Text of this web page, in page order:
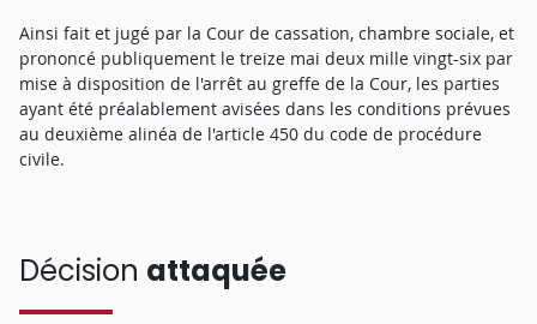
Ainsi fait et jugé par la Cour de cassation, chambre sociale, et
prononcé publiquement le treize mai deux mille vingt-six par
mise à disposition de l'arrêt au greffe de la Cour, les parties
ayant été préalablement avisées dans les conditions prévues
au deuxième alinéa de l'article 450 du code de procédure
civile.
Décision attaquée